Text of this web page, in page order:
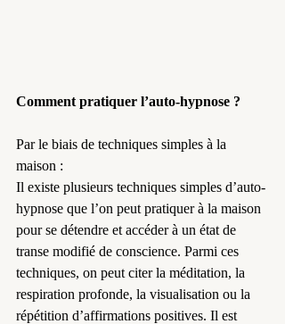
Comment pratiquer l’auto-hypnose ?
Par le biais de techniques simples à la
maison :
Il existe plusieurs techniques simples d’auto-
hypnose que l’on peut pratiquer à la maison
pour se détendre et accéder à un état de
transe modifié de conscience. Parmi ces
techniques, on peut citer la méditation, la
respiration profonde, la visualisation ou la
répétition d’affirmations positives. Il est